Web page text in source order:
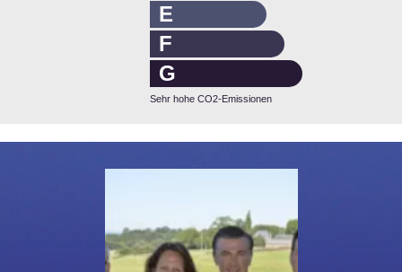
E
F
G
Sehr hohe CO2-Emissionen